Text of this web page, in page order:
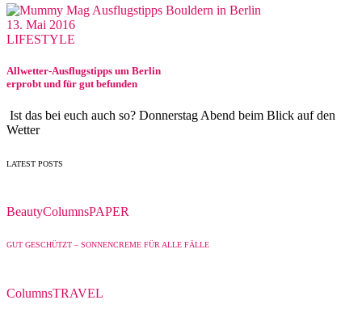
13. Mai 2016
LIFESTYLE
Allwetter-Ausflugstipps um Berlin
erprobt und für gut befunden
Ist das bei euch auch so? Donnerstag Abend beim Blick auf den
Wetter
LATEST POSTS
BeautyColumnsPAPER
GUT GESCHÜTZT – SONNENCREME FÜR ALLE FÄLLE
ColumnsTRAVEL